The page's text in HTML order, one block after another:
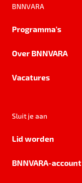
BNNVARA
Programma's
Over BNNVARA
Vacatures
Sluit je aan
Lid worden
BNNVARA-account